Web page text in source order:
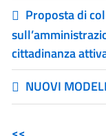
Proposta di
cittadinanza
NUOVI
<<